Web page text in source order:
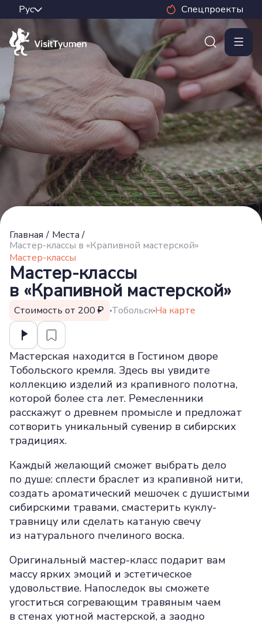
Спецпроекты
Главная / Места /
Мастер-классы в «Крапивной мастерской»
Мастер-классы
Мастер-классы
в «Крапивной мастерской»
Стоимость от 200 ТобольскНа карте
Мастерская находится в Гостином дворе
Тобольского кремля. Здесь вы увидите
коллекцию изделий из крапивного полотна,
которой более ста лет. Ремесленники
расскажут о древнем промысле и предложат
сотворить уникальный сувенир в сибирских
традициях.
Каждый желающий сможет выбрать дело
по душе: сплести браслет из крапивной нити,
создать ароматический мешочек с душистыми
сибирскими травами, смастерить куклу-
травницу или сделать катаную свечу
из натурального пчелиного воска.
Оригинальный мастер-класс подарит вам
массу ярких эмоций и эстетическое
удовольствие. Напоследок вы сможете
угоститься согревающим травяным чаем
в стенах уютной мастерской, а заодно